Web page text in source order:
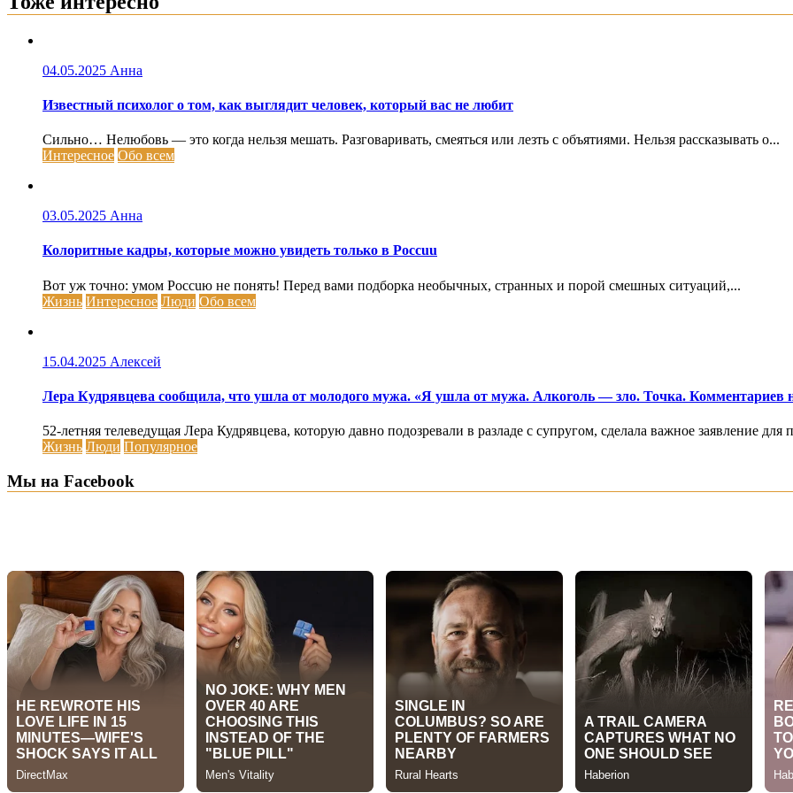
04.05.2025 Анна
Известный психолог о том, как выглядит человек, который вас не любит
Сильно… Нелюбовь — это когда нельзя мешать. Разговаривать, смеяться или лезть с объятиями. Нельзя рассказывать о...
Интересное Обо всем
03.05.2025 Анна
Колоритные кадры, которые можно увидеть только в Россuu
Вот уж точно: умом Россuю не понять! Перед вами подборка необычных, странных и порой смешных ситуаций,...
Жизнь Интересное Люди Обо всем
15.04.2025 Алексей
Лера Кудрявцева сообщила, что ушла от молодого мужа. «Я ушла от мужа. Алкоrоль — зло. Точка. Комментариев
52-летняя телеведущая Лера Кудрявцева, которую давно подозревали в разладе с супругом, сделала важное заявление для
Жизнь Люди Популярное
Мы на Facebook